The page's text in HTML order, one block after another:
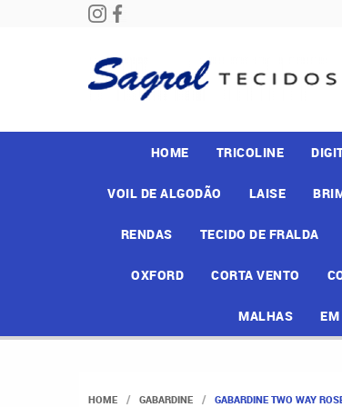
HOME TRICOLINE
VOIL DE ALGODÃO LAISE
RENDAS TECIDO DE FRALDA
OXFORD CORTA VENTO
MALHAS EM
HOME GABARDINE GABARDINE TWO WAY